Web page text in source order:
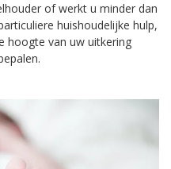
of werkt u minder dan
huishoudelijke hulp,
hoogte van uw uitkering